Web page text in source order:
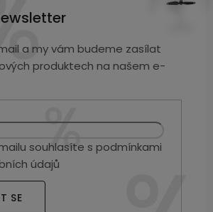
a my vám budeme zasílat
produktech na našem e-
souhlasíte spodmínkami
údajů
SE